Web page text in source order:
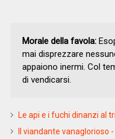
Morale della favola:
mai disprezzare
appaiono inermi. Col
di vendicarsi.
Le api e i fuchi dinanzi al
Il viandante vanaglorioso